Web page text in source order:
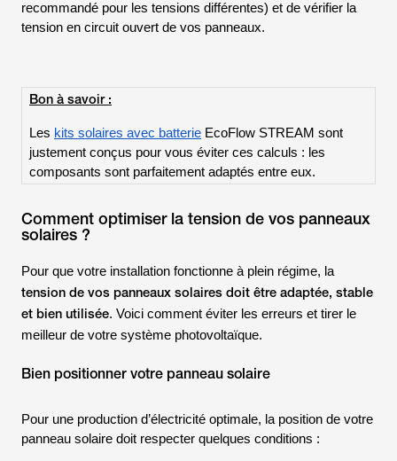
recommandé pour les tensions différentes) et de vérifier la
tension en circuit ouvert de vos panneaux.
Bon à savoir :
Les kits solaires avec batterie EcoFlow STREAM sont
justement conçus pour vous éviter ces calculs : les
composants sont parfaitement adaptés entre eux.
Comment optimiser la tension de vos panneaux
solaires ?
Pour que votre installation fonctionne à plein régime, la
tension de vos panneaux solaires doit être adaptée, stable
et bien utilisée. Voici comment éviter les erreurs et tirer le
meilleur de votre système photovoltaïque.
Bien positionner votre panneau solaire
Pour une production d’électricité optimale, la position de votre
panneau solaire doit respecter quelques conditions :